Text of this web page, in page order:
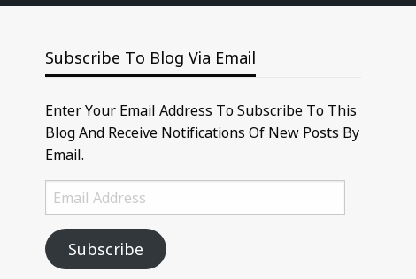
Subscribe To Blog Via Email
Enter Your Email Address To Subscribe To This
Blog And Receive Notifications Of New Posts By
Email.
Email
Address
Subscribe